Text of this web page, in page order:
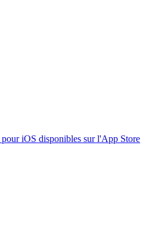
iOS disponibles sur l'App Store